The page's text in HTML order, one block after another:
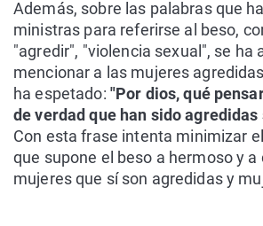
Además, sobre las palabras que
ministras para referirse al beso,
"agredir", "violencia sexual", se ha
mencionar a las mujeres
ha espetado: "Por dios, qué
de verdad que han sido
Con esta frase intenta minimizar
que supone el beso a hermoso y
mujeres que sí son agredidas y